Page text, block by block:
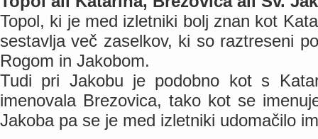
Topol, ki je med izletniki bolj znan kot
sestavlja več zaselkov, ki so raztreseni
Rogom in Jakobom.
Tudi pri Jakobu je podobno kot s
imenovala Brezovica, tako kot se
Jakoba pa se je med izletniki udomačilo